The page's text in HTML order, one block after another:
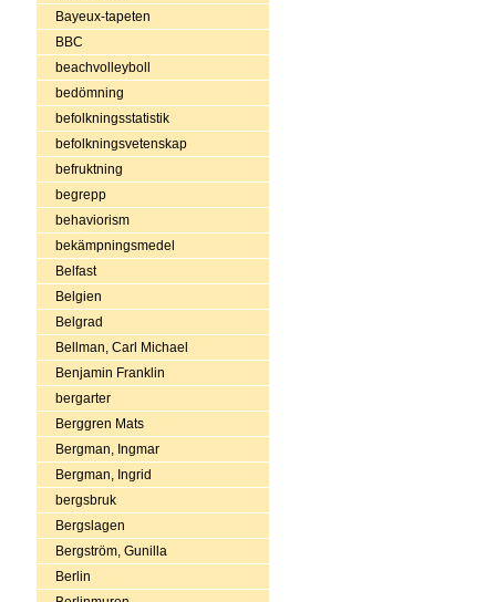
Bayeux-tapeten
BBC
beachvolleyboll
bedömning
befolkningsstatistik
befolkningsvetenskap
befruktning
begrepp
behaviorism
bekämpningsmedel
Belfast
Belgien
Belgrad
Bellman, Carl Michael
Benjamin Franklin
bergarter
Berggren Mats
Bergman, Ingmar
Bergman, Ingrid
bergsbruk
Bergslagen
Bergström, Gunilla
Berlin